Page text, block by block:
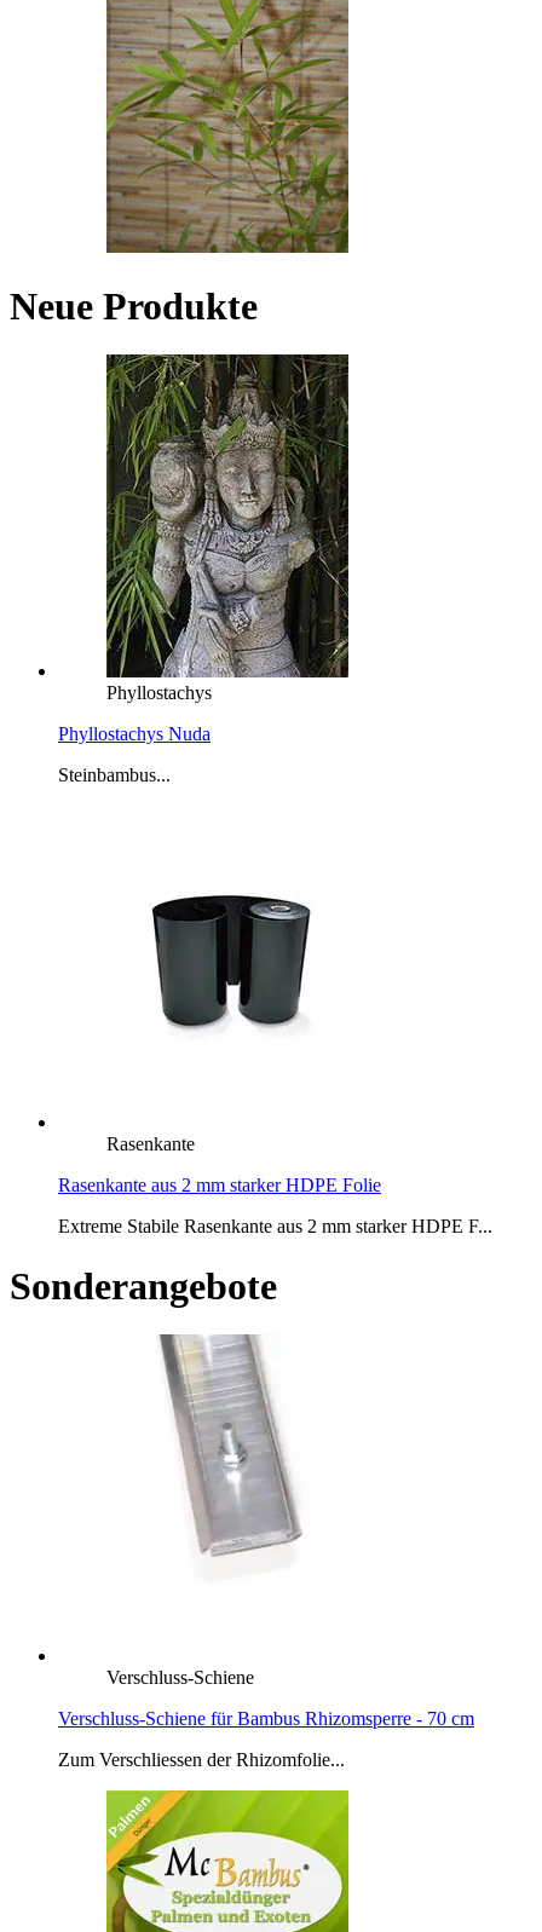
Neue Produkte
Phyllostachys
Phyllostachys Nuda
Steinbambus...
Rasenkante
Rasenkante aus 2 mm starker HDPE Folie
Extreme Stabile Rasenkante aus 2 mm starker HDPE F...
Sonderangebote
Verschluss-Schiene
Verschluss-Schiene für Bambus Rhizomsperre - 70 cm
Zum Verschliessen der Rhizomfolie...